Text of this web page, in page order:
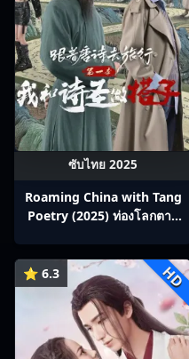
ซับไทย 2025
Roaming China with Tang
Poetry (2025) ท่องโลกตาม
Ep1-12
⭐ 6.3 HD